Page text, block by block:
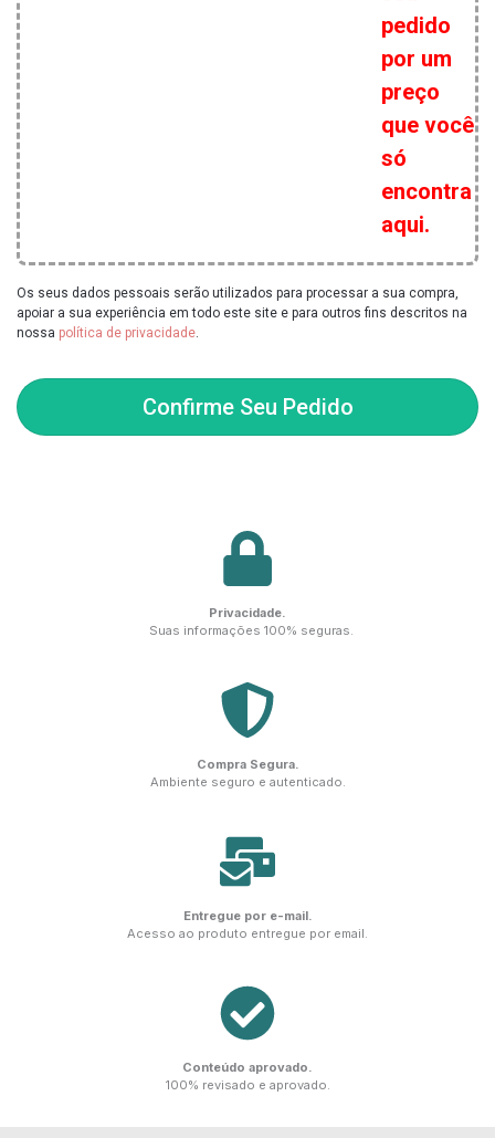
pedido
por um
preço
que você
só
encontra
aqui.
Os seus dados pessoais serão utilizados para processar a sua compra,
apoiar a sua experiência em todo este site e para outros fins descritos na
nossa política de privacidade
Confirme Seu Pedido
Privacidade.
Suas informações 100% seguras.
Compra Segura.
Ambiente seguro e autenticado.
Entregue por e-mail.
Acesso ao produto entregue por email.
Conteúdo aprovado.
100% revisado e aprovado.